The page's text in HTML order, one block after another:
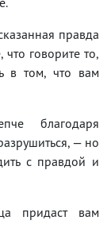
правда
говорите то,
в том, что вам
благодаря
— но
с правдой и
придаст вам